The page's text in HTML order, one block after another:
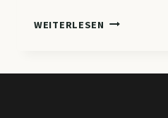
WEITERLESEN KARMA